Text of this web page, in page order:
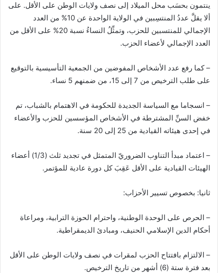
ينتمون بحسَب محل الميلاد إلى نصف ولايات الوطن على الأقل. على
ألا يقلَّ عددُ المنتسِبين في الولاية الواحدة عن 10% من العدد
الإجمالي للمنتسبين للحزب، وتمثِّلُ النساءُ نسبة 20% على الأقل من
العدد الإجمالي لأعضاء الحزب.
– كما رفع عدد الأشخاص المفوضين من الجمعية التأسيسية بالتوقيع
على طلب الترخيص من 7 إلى 15، من ضمنهم 5 نساء.
– انسجاما مع السياسة الجديدة للحكومة في الاهتمام بالشباب، تم
خفض السنِّ المشترطة في الأشخاص المؤسسين للحزب والأعضاء
في إحدى هيئاته القيادية من 25 إلى 20 سنة.
– اعتماد مبدأ التناوب الضروريّ المتمثل في تجديد ثلث (1/3) أعضاء
الهيئات القيادية على الأقل عَقِبَ كل دورة عادية للمؤتمر.
ثانيا: بخصوص تسيير الأحزاب:
– الحرص على الوحدة الوطنية، واحترام الحوزة الترابية، ومراعاة
أحكام الدين الإسلامي الحنيف، ومبادئ الديمقراطية.
– الالتزام بافتتاح الحزب لمقرات في نصف ولايات الوطن على الأقل
بعد فترة ستة (6) أشهر من تاريخ الترخيص.